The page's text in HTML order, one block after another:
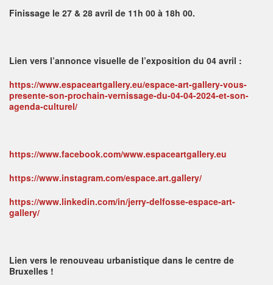
Finissage le 27 & 28 avril de 11h 00 à 18h 00.
Lien vers l’annonce visuelle de l’exposition du 04 avril :
https://www.espaceartgallery.eu/espace-art-gallery-vous-
presente-son-prochain-vernissage-du-04-04-2024-et-son-
agenda-culturel/
https://www.facebook.com/www.espaceartgallery.eu
https://www.instagram.com/espace.art.gallery/
https://www.linkedin.com/in/jerry-delfosse-espace-art-
gallery/
Lien vers le renouveau urbanistique dans le centre de
Bruxelles !